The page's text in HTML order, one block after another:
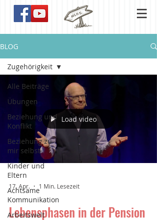
BLOG
Alle Beiträge
Übungen
Beziehung und
Konflikt
Beziehung zu
mir selbst
Kinder und
Eltern
Achtsame
Kommunikation
Arbeitswelt
Zugehörigkeit
Load video
17. Apr. 1 Min. Lesezeit
Lebensphasen in der Pension